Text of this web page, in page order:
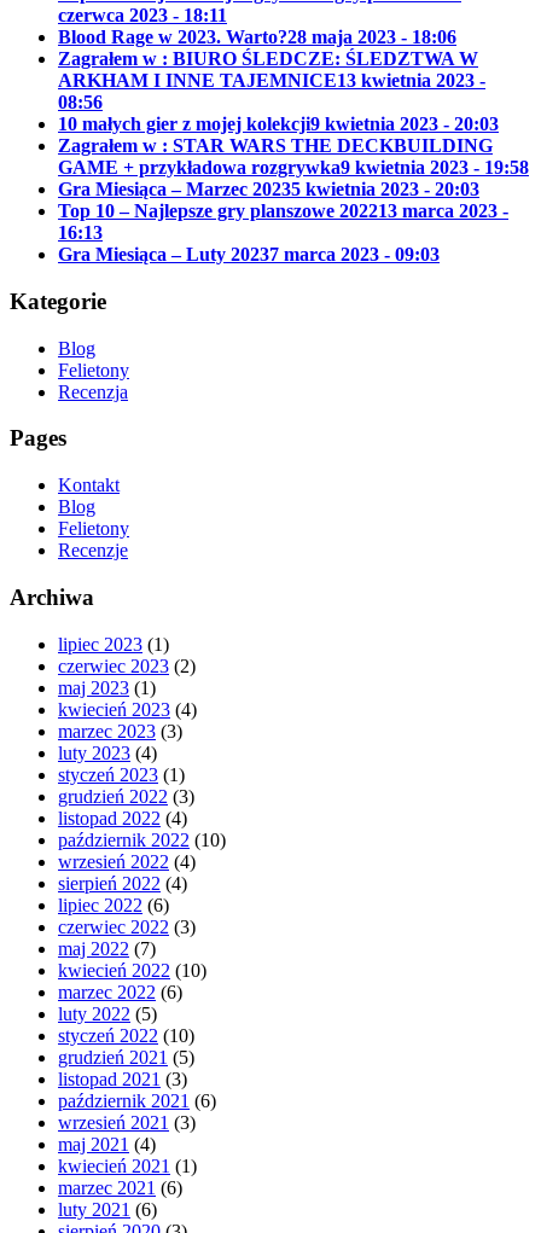
czerwca 2023 - 18:11
Blood Rage w 2023. Warto?28 maja 2023 - 18:06
Zagrałem w : BIURO ŚLEDCZE: ŚLEDZTWA W
ARKHAM I INNE TAJEMNICE13 kwietnia 2023 -
08:56
10 małych gier z mojej kolekcji9 kwietnia 2023 - 20:03
Zagrałem w : STAR WARS THE DECKBUILDING
GAME + przykładowa rozgrywka9 kwietnia 2023 - 19:58
Gra Miesiąca – Marzec 20235 kwietnia 2023 - 20:03
Top 10 – Najlepsze gry planszowe 202213 marca 2023 -
16:13
Gra Miesiąca – Luty 20237 marca 2023 - 09:03
Kategorie
Blog
Felietony
Recenzja
Pages
Kontakt
Blog
Felietony
Recenzje
Archiwa
lipiec 2023 (1)
czerwiec 2023 (2)
maj 2023 (1)
kwiecień 2023 (4)
marzec 2023 (3)
luty 2023 (4)
styczeń 2023 (1)
grudzień 2022 (3)
listopad 2022 (4)
październik 2022 (10)
wrzesień 2022 (4)
sierpień 2022 (4)
lipiec 2022 (6)
czerwiec 2022 (3)
maj 2022 (7)
kwiecień 2022 (10)
marzec 2022 (6)
luty 2022 (5)
styczeń 2022 (10)
grudzień 2021 (5)
listopad 2021 (3)
październik 2021 (6)
wrzesień 2021 (3)
maj 2021 (4)
kwiecień 2021 (1)
marzec 2021 (6)
luty 2021 (6)